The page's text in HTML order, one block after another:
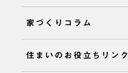
家づくりコラム
住まいのお役立ちリンク